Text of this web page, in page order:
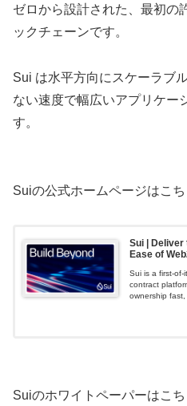
ゼロから設計された、最初の
ックチェーンです。
Sui は水平方向にスケーラブ
ない速度で幅広いアプリケー
す。
Suiの公式ホームページはこち
Sui | Deliver
Ease of
Sui is a first-of-
contract
ownership fast,
Suiのホワイトペーパーはこち